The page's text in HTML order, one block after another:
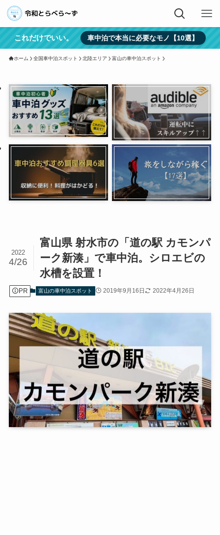
これだけでいい。 車中泊で本当に必要なモノ【10選】
ホーム 全国車中泊スポット 北陸エリア 富山の車中泊スポット
富山県 射水市の「道の駅 カモンパ
ーク新湊」で車中泊。シロエビの
水槽を設置！
2022
4/26
PR 富山の車中泊スポット 2019年9月16日 2022年4月26日